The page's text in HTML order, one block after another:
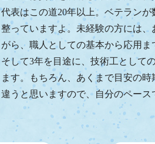
代表はこの道20年以上。ベテラン
整っていますよ。未経験の方には
がら、職人としての基本から応用ま
そして3年を目途に、技術工として
ます。もちろん、あくまで目安の
違うと思いますので、自分のペー